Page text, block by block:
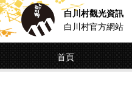
白川村觀光資訊
白川村官方網站
首頁